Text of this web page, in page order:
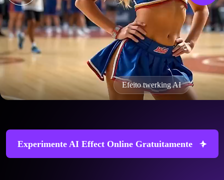
Efeito twerking AI
Experimente AI Effect Online Gratuitamente